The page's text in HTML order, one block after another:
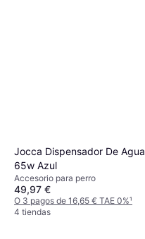
Jocca Dispensador De Agua
65w Azul
Accesorio para perro
49,97 €
O 3 pagos de 16,65 € TAE 0%¹
4 tiendas